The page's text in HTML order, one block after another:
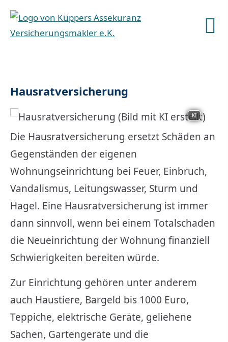
Haus­rat­ver­si­che­rung
KI
Die Haus­rat­ver­si­che­rung ersetzt Schäden an
Gegenständen der eigenen
Wohnungseinrichtung bei Feuer, Einbruch,
Vandalismus, Leitungswasser, Sturm und
Hagel. Eine Haus­rat­ver­si­che­rung ist immer
dann sinnvoll, wenn bei einem Totalschaden
die Neueinrichtung der Wohnung finanziell
Schwierigkeiten bereiten würde.
Zur Einrichtung gehören unter anderem
auch Haustiere, Bargeld bis 1000 Euro,
Teppiche, elektrische Geräte, geliehene
Sachen, Gartengeräte und die